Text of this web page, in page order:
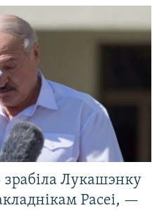
Лукашэнку
Расеі, —